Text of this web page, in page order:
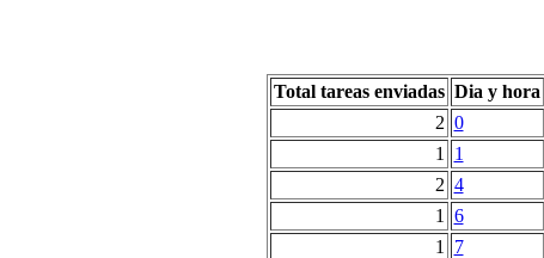
Total tareas enviadas Dia y hora
2 0
1
1
2 4
1
6
1
7